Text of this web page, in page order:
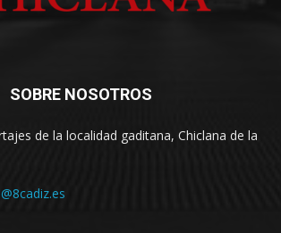
SOBRE NOSOTROS
de la localidad gaditana, Chiclana de la